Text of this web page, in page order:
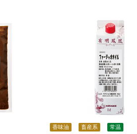
香味油 畜産系 常温